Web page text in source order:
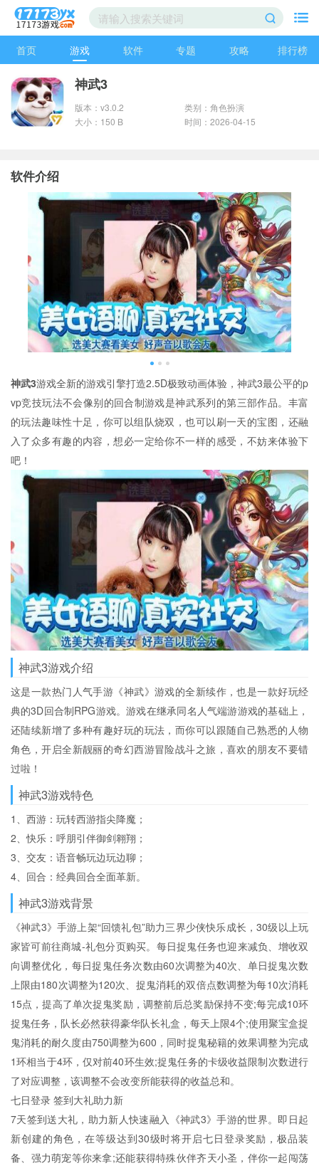
首页 游戏 软件 专题 攻略 排行榜
神武3
版本：v3.0.2
类别：角色扮演
大小：150 B
时间：2026-04-15
软件介绍
神武3游戏全新的游戏引擎打造2.5D极致动画体验，神武3最公平的p
vp竞技玩法不会像别的回合制游戏是神武系列的第三部作品。丰富
的玩法趣味性十足，你可以组队烧双，也可以刷一天的宝图，还融
入了众多有趣的内容，想必一定给你不一样的感受，不妨来体验下
吧！
神武3游戏介绍
这是一款热门人气手游《神武》游戏的全新续作，也是一款好玩经
典的3D回合制RPG游戏。游戏在继承同名人气端游游戏的基础上，
还陆续新增了多种有趣好玩的玩法，而你可以跟随自己熟悉的人物
角色，开启全新靓丽的奇幻西游冒险战斗之旅，喜欢的朋友不要错
过啦！
神武3游戏特色
1、西游：玩转西游指尖降魔；
2、快乐：呼朋引伴御剑翱翔；
3、交友：语音畅玩边玩边聊；
4、回合：经典回合全面革新。
神武3游戏背景
《神武3》手游上架“回馈礼包”助力三界少侠快乐成长，30级以上玩
家皆可前往商城-礼包分页购买。每日捉鬼任务也迎来减负、增收双
向调整优化，每日捉鬼任务次数由60次调整为40次、单日捉鬼次数
上限由180次调整为120次、捉鬼消耗的双倍点数调整为每10次消耗
15点，提高了单次捉鬼奖励，调整前后总奖励保持不变;每完成10环
捉鬼任务，队长必然获得豪华队长礼盒，每天上限4个;使用聚宝盒捉
鬼消耗的耐久度由750调整为600，同时捉鬼秘籍的效果调整为完成
1环相当于4环，仅对前40环生效;捉鬼任务的卡级收益限制次数进行
了对应调整，该调整不会改变所能获得的收益总和。
七日登录 签到大礼助力新
7天签到送大礼，助力新人快速融入《神武3》手游的世界。即日起
新创建的角色，在等级达到30级时将开启七日登录奖励，极品装
备、强力萌宠等你来拿;还能获得特殊伙伴齐天小圣，伴你一起闯荡